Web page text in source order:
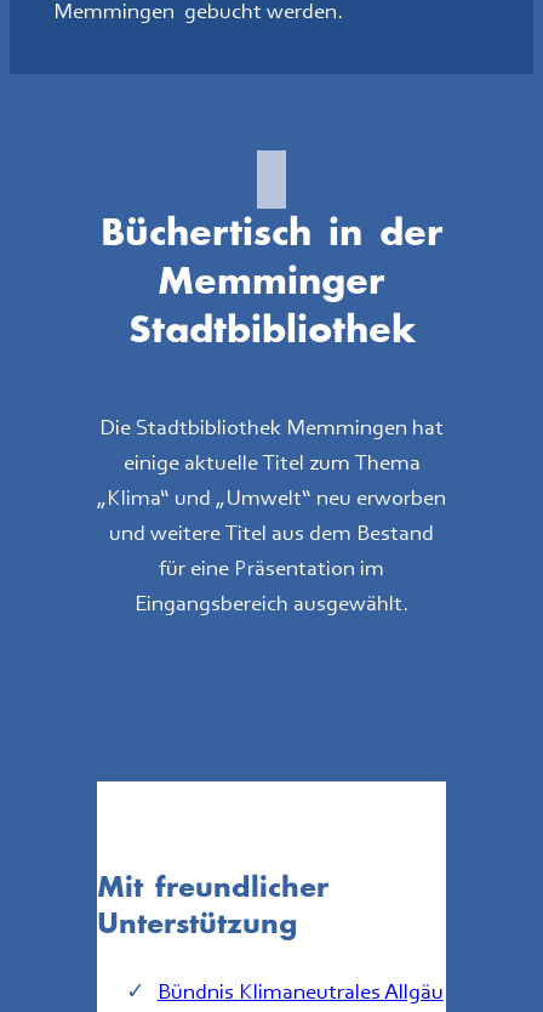
Memmingen gebucht werden.
Büchertisch in der
Memminger
Stadtbibliothek
Die Stadtbibliothek Memmingen hat
einige aktuelle Titel zum Thema
„Klima“ und „Umwelt“ neu erworben
und weitere Titel aus dem Bestand
für eine Präsentation im
Eingangsbereich ausgewählt.
Mit freundlicher
Unterstützung
Bündnis Klimaneutrales Allgäu